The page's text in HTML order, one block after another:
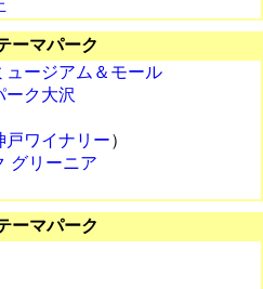
ーマパーク
ュージアム＆モール
ーク大沢
戸ワイナリー）
グリーニア
ーマパーク